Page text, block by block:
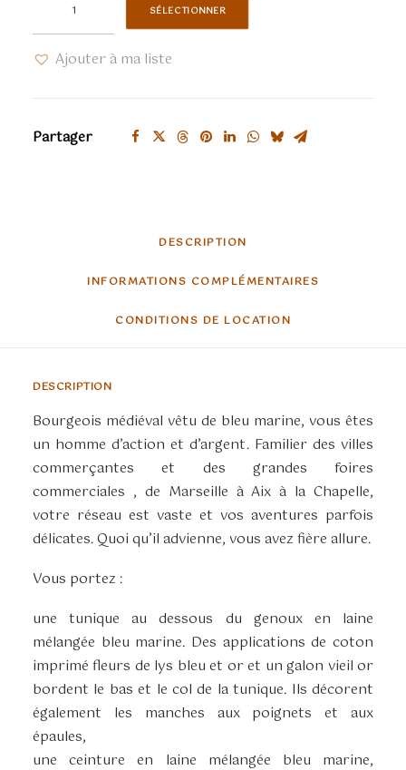
médiéval
SÉLECTIONNER
Ajouter à ma liste
Partager
DESCRIPTION
INFORMATIONS COMPLÉMENTAIRES
CONDITIONS DE LOCATION
DESCRIPTION
Bourgeois médiéval vêtu de bleu marine, vous êtes
un homme d’action et d’argent. Familier des villes
commerçantes et des grandes foires
commerciales , de Marseille à Aix à la Chapelle,
votre réseau est vaste et vos aventures parfois
délicates. Quoi qu’il advienne, vous avez fière allure.
Vous portez :
une tunique au dessous du genoux en laine
mélangée bleu marine. Des applications de coton
imprimé fleurs de lys bleu et or et un galon vieil or
bordent le bas et le col de la tunique. Ils décorent
également les manches aux poignets et aux
épaules,
une ceinture en laine mélangée bleu marine,